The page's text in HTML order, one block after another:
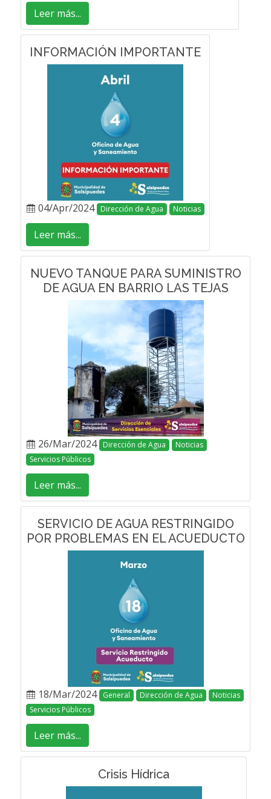
Leer más...
INFORMACIÓN IMPORTANTE
04/Apr/2024 Dirección de Agua Noticias
Leer más...
NUEVO TANQUE PARA SUMINISTRO
DE AGUA EN BARRIO LAS TEJAS
26/Mar/2024 Dirección de Agua
Noticias
Servicios Públicos
Leer más...
SERVICIO DE AGUA RESTRINGIDO
POR PROBLEMAS EN EL ACUEDUCTO
18/Mar/2024 General Dirección de Agua
Noticias
Servicios Públicos
Leer más...
Crisis Hídrica